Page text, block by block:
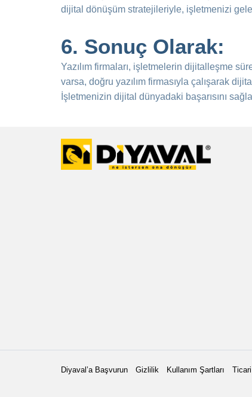
dijital dönüşüm stratejileriyle, işletmenizi
6. Sonuç Olarak:
Yazılım firmaları, işletmelerin dijitalleşme
varsa, doğru yazılım firmasıyla çalışarak
İşletmenizin dijital dünyadaki başarısını
Diyaval’a Başvurun Gizlilik Kullanım Şartları